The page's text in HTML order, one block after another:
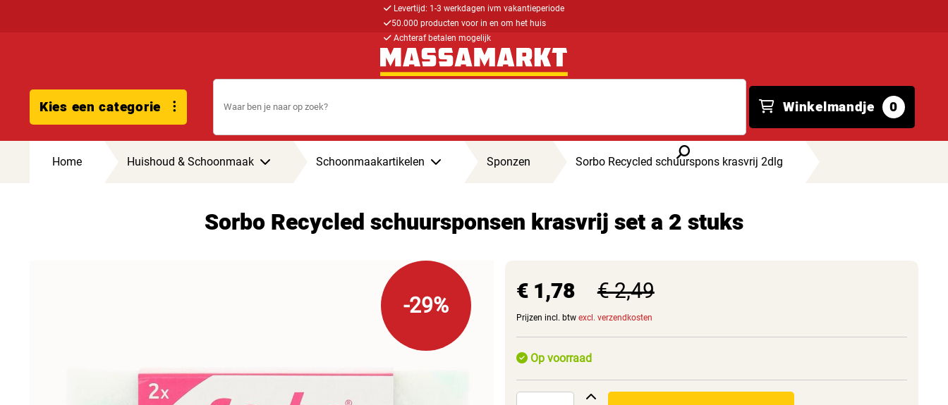
Levertijd: 1-3 werkdagen ivm vakantieperiode
50.000 producten voor in en om het huis
Achteraf betalen mogelijk
Kies een categorie Winkelmandje 0
Home Huishoud & Schoonmaak Schoonmaakartikelen Sponzen Sorbo Recycled schuurspons krasvrij 2dlg
Sorbo Recycled schuursponsen krasvrij set a 2 stuks
-29% € 1,78 € 2,49
Prijzen incl. btw excl. verzendkosten
Op voorraad